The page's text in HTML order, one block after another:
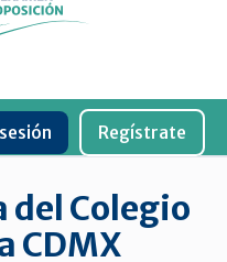
Regístrate
Colegio
CDMX